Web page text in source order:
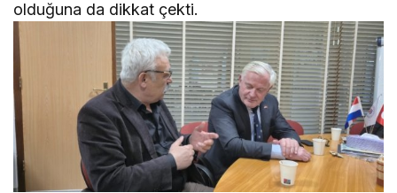
olduğuna da dikkat çekti.